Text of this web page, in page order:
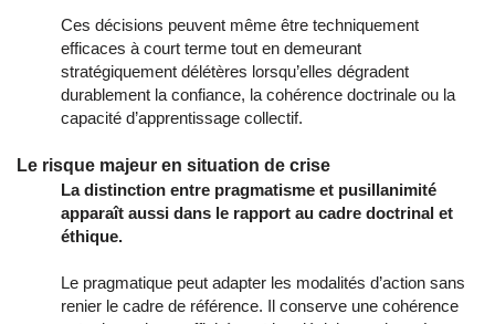
Ces décisions peuvent même être techniquement
efficaces à court terme tout en demeurant
stratégiquement délétères lorsqu’elles dégradent
durablement la confiance, la cohérence doctrinale ou la
capacité d’apprentissage collectif.
Le risque majeur en situation de crise
La distinction entre pragmatisme et pusillanimité
apparaît aussi dans le rapport au cadre doctrinal et
éthique.
Le pragmatique peut adapter les modalités d’action sans
renier le cadre de référence. Il conserve une cohérence